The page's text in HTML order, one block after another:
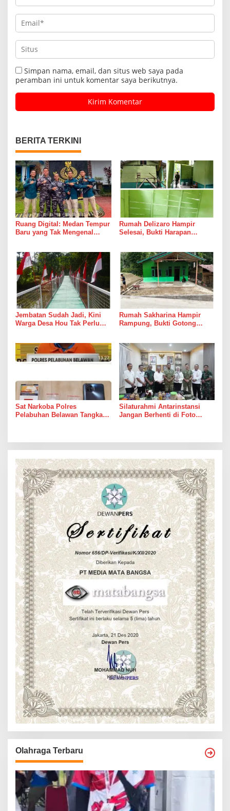
Simpan nama, email, dan situs web saya pada
peramban ini untuk komentar saya berikutnya.
BERITA TERKINI
Ruang Digital: Medan Tempur
Baru yang Tak Mengenal
Rumah Delizaro Hampir
Selesai, Bukti Harapan
Jembatan Sudah Jadi, Kini
Warga Desa Hou Tak Perlu
Rumah Sakharina Hampir
Rampung, Bukti Gotong
Sat Narkoba Polres
Pelabuhan Belawan Tangkap
Silaturahmi Antarinstansi
Jangan Berhenti di Foto
Olahraga Terbaru